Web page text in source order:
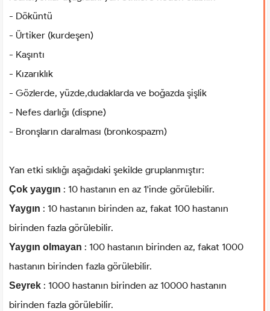
- Döküntü
- Ürtiker (kurdeşen)
- Kaşıntı
- Kızarıklık
- Gözlerde, yüzde,dudaklarda ve boğazda şişlik
- Nefes darlığı (dispne)
- Bronşların daralması (bronkospazm)
Yan etki sıklığı aşağıdaki şekilde gruplanmıştır:
Çok yaygın : 10 hastanın en az 1'inde görülebilir.
Yaygın : 10 hastanın birinden az, fakat 100 hastanın
birinden fazla görülebilir.
Yaygın olmayan : 100 hastanın birinden az, fakat 1000
hastanın birinden fazla görülebilir.
Seyrek : 1000 hastanın birinden az 10000 hastanın
birinden fazla görülebilir.